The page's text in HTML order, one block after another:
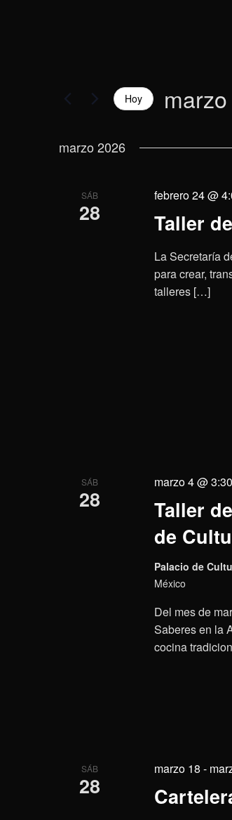
Hoy
fecha.
marzo 2026
SÁB
28 Taller
febrero 24 @
La Secretaría
para crear,
talleres […]
SÁB
28
Taller
de
marzo 4 @
Palacio de
México
Del mes de
Saberes en la
cocina
SÁB
28
marzo 18 -